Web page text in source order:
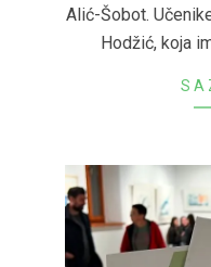
Alić-Šobot.
Hodžić, koja